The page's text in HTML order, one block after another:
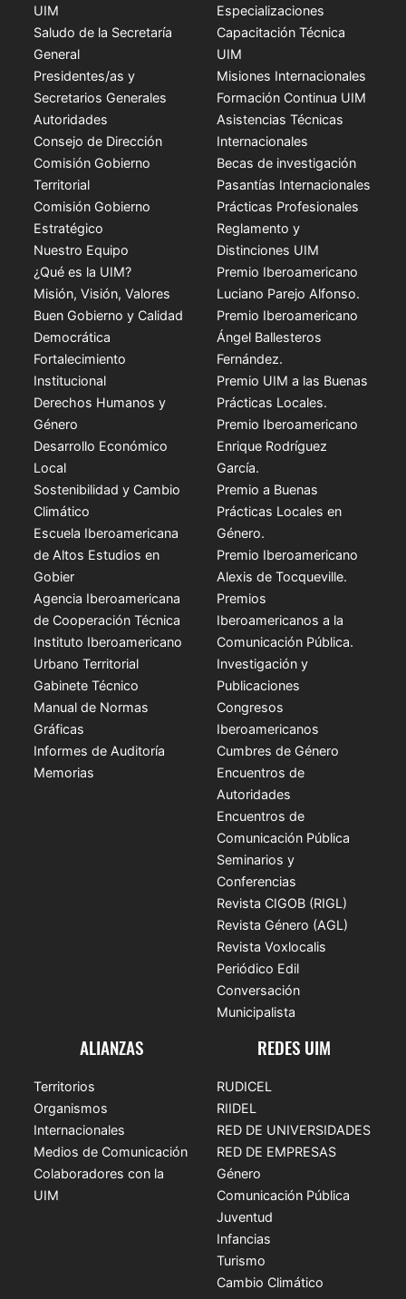
UIM
Saludo de la Secretaría
General
Presidentes/as y
Secretarios Generales
Autoridades
Consejo de Dirección
Comisión Gobierno
Territorial
Comisión Gobierno
Estratégico
Nuestro Equipo
¿Qué es la UIM?
Misión, Visión, Valores
Buen Gobierno y Calidad
Democrática
Fortalecimiento
Institucional
Derechos Humanos y
Género
Desarrollo Económico
Local
Sostenibilidad y Cambio
Climático
Escuela Iberoamericana
de Altos Estudios en
Gobier
Agencia Iberoamericana
de Cooperación Técnica
Instituto Iberoamericano
Urbano Territorial
Gabinete Técnico
Manual de Normas
Gráficas
Informes de Auditoría
Memorias
Especializaciones
Capacitación Técnica
UIM
Misiones Internacionales
Formación Continua UIM
Asistencias Técnicas
Internacionales
Becas de investigación
Pasantías Internacionales
Prácticas Profesionales
Reglamento y
Distinciones UIM
Premio Iberoamericano
Luciano Parejo Alfonso.
Premio Iberoamericano
Ángel Ballesteros
Fernández.
Premio UIM a las Buenas
Prácticas Locales.
Premio Iberoamericano
Enrique Rodríguez
García.
Premio a Buenas
Prácticas Locales en
Género.
Premio Iberoamericano
Alexis de Tocqueville.
Premios
Iberoamericanos a la
Comunicación Pública.
Investigación y
Publicaciones
Congresos
Iberoamericanos
Cumbres de Género
Encuentros de
Autoridades
Encuentros de
Comunicación Pública
Seminarios y
Conferencias
Revista CIGOB (RIGL)
Revista Género (AGL)
Revista Voxlocalis
Periódico Edil
Conversación
Municipalista
ALIANZAS
Territorios
Organismos
Internacionales
Medios de Comunicación
Colaboradores con la
UIM
REDES UIM
RUDICEL
RIIDEL
RED DE UNIVERSIDADES
RED DE EMPRESAS
Género
Comunicación Pública
Juventud
Infancias
Turismo
Cambio Climático